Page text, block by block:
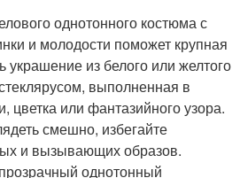
однотонного костюма с
и молодости поможет крупная
из белого или желтого
выполненная в
цветка или фантазийного узора.
смешно, избегайте
и вызывающих образов.
однотонный